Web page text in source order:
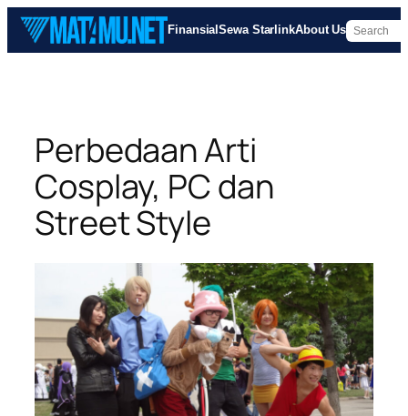
Skip
content
FinansialSewa StarlinkAbout Us
Perbedaan Arti
Cosplay, PC dan
Street Style